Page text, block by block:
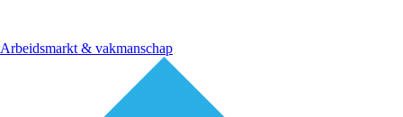
Arbeidsmarkt & vakmanschap